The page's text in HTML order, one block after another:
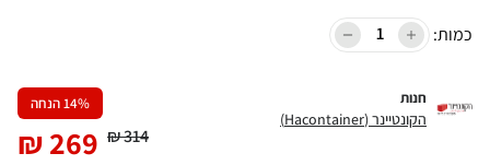
כמות:
חנות
הקונטיינר (Hacontainer)
14% הנחה
314
₪
269
₪